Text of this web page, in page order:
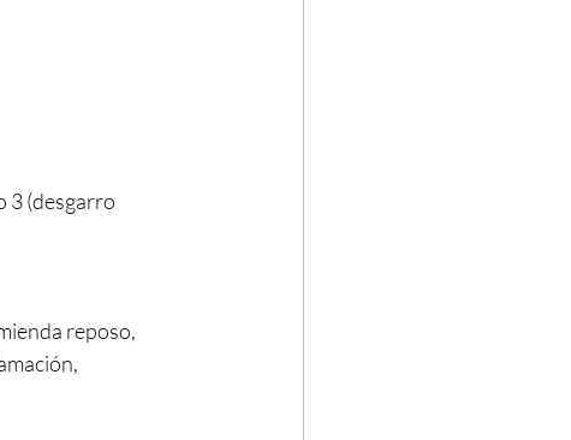
3 (desgarro
reposo,